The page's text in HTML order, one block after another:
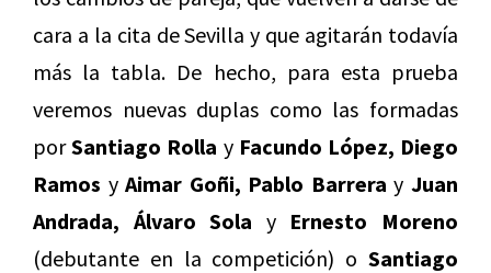
cara a la cita de Sevilla y que agitarán todavía
más la tabla. De hecho, para esta prueba
veremos nuevas duplas como las formadas
porSantiago Rolla y Facundo López, Diego
Ramos yAimar Goñi, Pablo Barrera yJuan
Andrada, Álvaro Sola y Ernesto Moreno
(debutante en la competición) o Santiago